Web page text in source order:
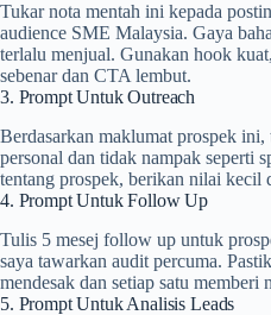
Tukar nota mentah ini kepada
audience SME Malaysia. Gaya
terlalu menjual. Gunakan hook
sebenar dan CTA lembut.
3. Prompt Untuk Outreach
Berdasarkan maklumat prospek
personal dan tidak nampak seperti
tentang prospek, berikan nilai kecil
4. Prompt Untuk Follow Up
Tulis 5 mesej follow up untuk
saya tawarkan audit percuma.
mendesak dan setiap satu memberi
5. Prompt Untuk Analisis Leads